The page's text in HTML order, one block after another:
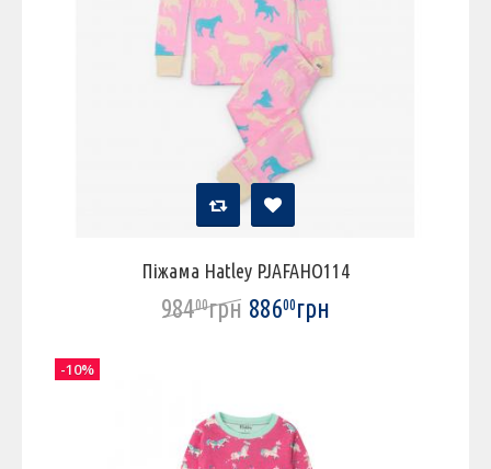
Піжама Hatley PJAFAHO114
98400грн 88600грн
-10%